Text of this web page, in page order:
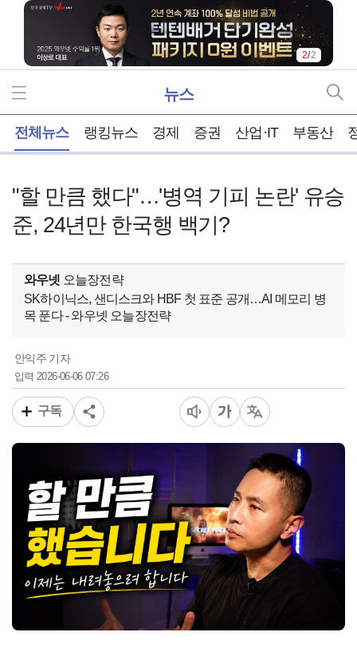
2/2
뉴스
전체뉴스 랭킹뉴스 경제 증권 산업·IT 부동산
"할 만큼 했다"…'병역 기피 논란' 유승
준, 24년만 한국행 백기?
와우넷 오늘장전략
SK하이닉스, 샌디스크와 HBF 첫 표준 공개…AI 메모리 병
목 푼다 - 와우넷 오늘장전략
안익주 기자
입력 2026-06-06 07:26
구독